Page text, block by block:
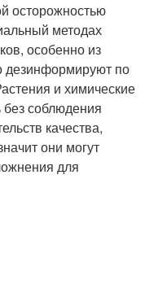
осторожностью
методах
особенно из
дезинформируют по
и химические
соблюдения
качества,
они могут
для